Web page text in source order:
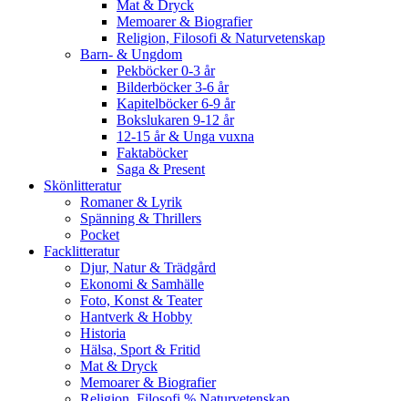
Mat & Dryck
Memoarer & Biografier
Religion, Filosofi & Naturvetenskap
Barn- & Ungdom
Pekböcker 0-3 år
Bilderböcker 3-6 år
Kapitelböcker 6-9 år
Bokslukaren 9-12 år
12-15 år & Unga vuxna
Faktaböcker
Saga & Present
Skönlitteratur
Romaner & Lyrik
Spänning & Thrillers
Pocket
Facklitteratur
Djur, Natur & Trädgård
Ekonomi & Samhälle
Foto, Konst & Teater
Hantverk & Hobby
Historia
Hälsa, Sport & Fritid
Mat & Dryck
Memoarer & Biografier